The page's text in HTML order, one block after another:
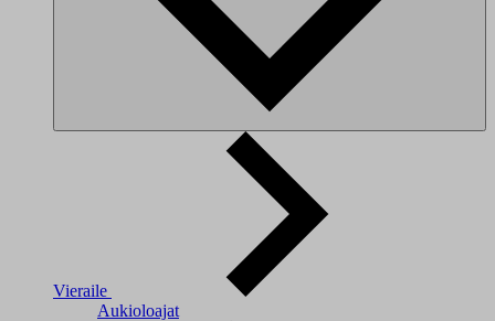
Vieraile
Aukioloajat